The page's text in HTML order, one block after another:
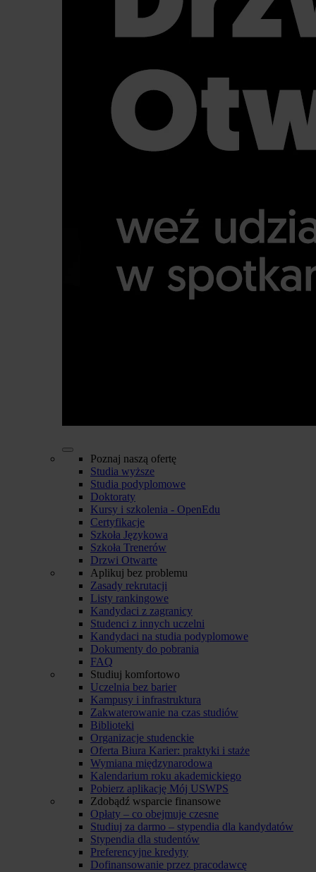
Poznaj naszą ofertę
Studia wyższe
Studia podyplomowe
Doktoraty
Kursy i szkolenia - OpenEdu
Certyfikacje
Szkoła Językowa
Szkoła Trenerów
Drzwi Otwarte
Aplikuj bez problemu
Zasady rekrutacji
Listy rankingowe
Kandydaci z zagranicy
Studenci z innych uczelni
Kandydaci na studia podyplomowe
Dokumenty do pobrania
FAQ
Studiuj komfortowo
Uczelnia bez barier
Kampusy i infrastruktura
Zakwaterowanie na czas studiów
Biblioteki
Organizacje studenckie
Oferta Biura Karier: praktyki i staże
Wymiana międzynarodowa
Kalendarium roku akademickiego
Pobierz aplikację Mój USWPS
Zdobądź wsparcie finansowe
Opłaty – co obejmuje czesne
Studiuj za darmo – stypendia dla kandydatów
Stypendia dla studentów
Preferencyjne kredyty
Dofinansowanie przez pracodawcę